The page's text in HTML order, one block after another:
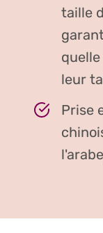
taille
leur
Prise